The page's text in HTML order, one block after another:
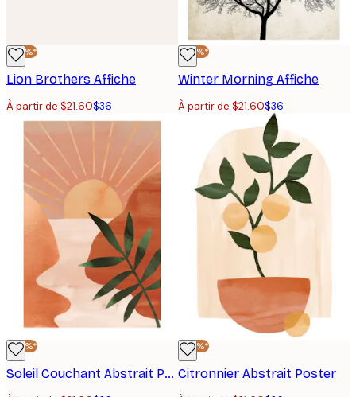
-40%*
Lion Brothers Affiche
À partir de $21.60$36
-40%*
Winter Morning Affiche
À partir de $21.60$36
-40%*
Soleil Couchant Abstrait Poster
-40%*
Citronnier Abstrait Poster